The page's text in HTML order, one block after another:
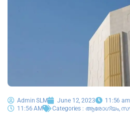
Admin SLM June 12, 2023 11:56
11:56 AM
Categories : ആരോഗ്യം,